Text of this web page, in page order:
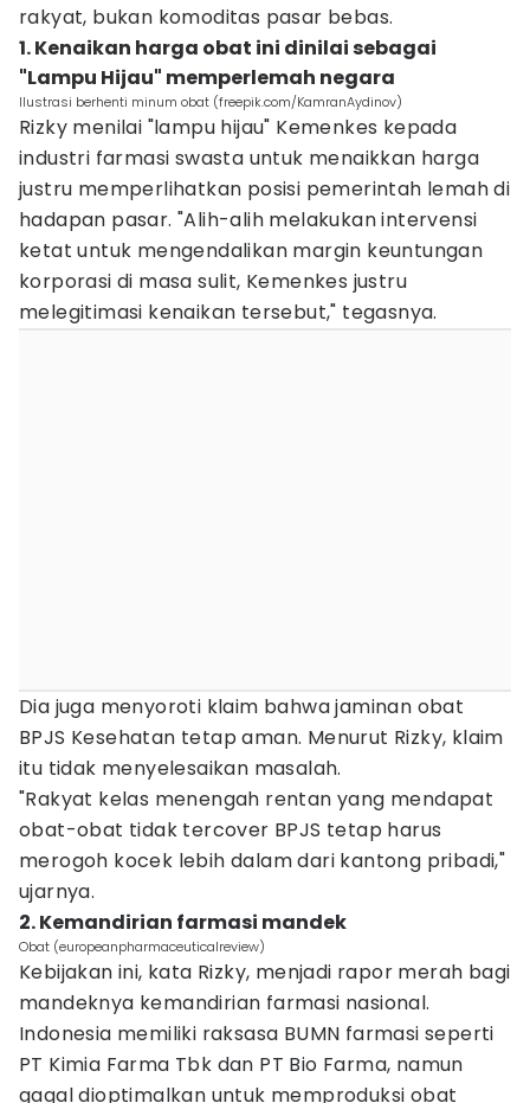
rakyat, bukan komoditas pasar bebas.
1. Kenaikan harga obat ini dinilai sebagai
"Lampu Hijau" memperlemah negara
Ilustrasi berhenti minum obat (freepik.com/KamranAydinov)
Rizky menilai "lampu hijau" Kemenkes kepada
industri farmasi swasta untuk menaikkan harga
justru memperlihatkan posisi pemerintah lemah di
hadapan pasar. "Alih-alih melakukan intervensi
ketat untuk mengendalikan margin keuntungan
korporasi di masa sulit, Kemenkes justru
melegitimasi kenaikan tersebut," tegasnya.
Dia juga menyoroti klaim bahwa jaminan obat
BPJS Kesehatan tetap aman. Menurut Rizky, klaim
itu tidak menyelesaikan masalah.
"Rakyat kelas menengah rentan yang mendapat
obat-obat tidak tercover BPJS tetap harus
merogoh kocek lebih dalam dari kantong pribadi,"
ujarnya.
2. Kemandirian farmasi mandek
Obat (europeanpharmaceuticalreview)
Kebijakan ini, kata Rizky, menjadi rapor merah bagi
mandeknya kemandirian farmasi nasional.
Indonesia memiliki raksasa BUMN farmasi seperti
PT Kimia Farma Tbk dan PT Bio Farma, namun
gagal dioptimalkan untuk memproduksi obat